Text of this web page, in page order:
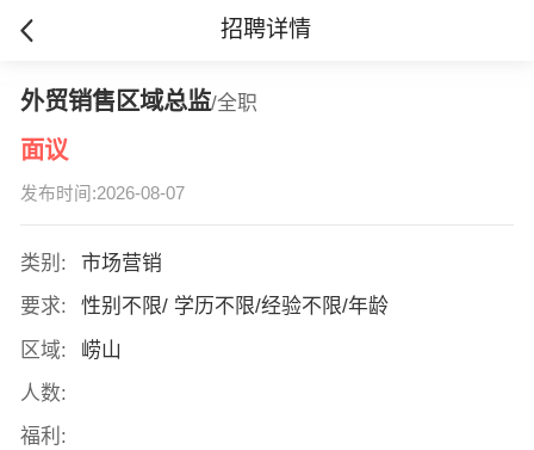
招聘详情
外贸销售区域总监/全职
面议
发布时间:2026-08-07
类别:
市场营销
要求:
性别不限/ 学历不限/经验不限/年龄
区域:
崂山
人数:
福利: